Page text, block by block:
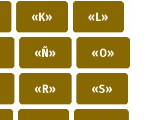
«K» «L»
«Ñ» «O»
«R» «S»